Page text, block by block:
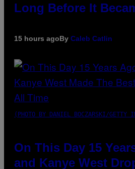
Long Before It
15 hours agoBy Caleb Catlin
(PHOTO BY DANIEL BOCZARSKI/GETTY
On This Day 15
and Kanye West